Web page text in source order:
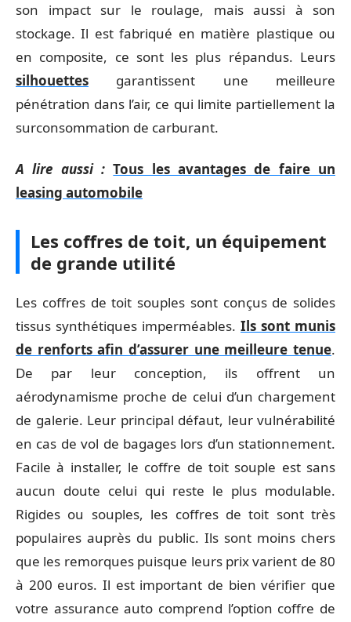
son impact sur le roulage, mais aussi à son
stockage. Il est fabriqué en matière plastique ou
en composite, ce sont les plus répandus. Leurs
silhouettes garantissent une meilleure
pénétration dans l’air, ce qui limite partiellement la
surconsommation de carburant.
A lire aussi : Tous les avantages de faire un
leasing automobile
Les coffres de toit, un équipement
de grande utilité
Les coffres de toit souples sont conçus de solides
tissus synthétiques imperméables. Ils sont munis
de renforts afin d’assurer une meilleure tenue.
De par leur conception, ils offrent un
aérodynamisme proche de celui d’un chargement
de galerie. Leur principal défaut, leur vulnérabilité
en cas de vol de bagages lors d’un stationnement.
Facile à installer, le coffre de toit souple est sans
aucun doute celui qui reste le plus modulable.
Rigides ou souples, les coffres de toit sont très
populaires auprès du public. Ils sont moins chers
que les remorques puisque leurs prix varient de 80
à 200 euros. Il est important de bien vérifier que
votre assurance auto comprend l’option coffre de